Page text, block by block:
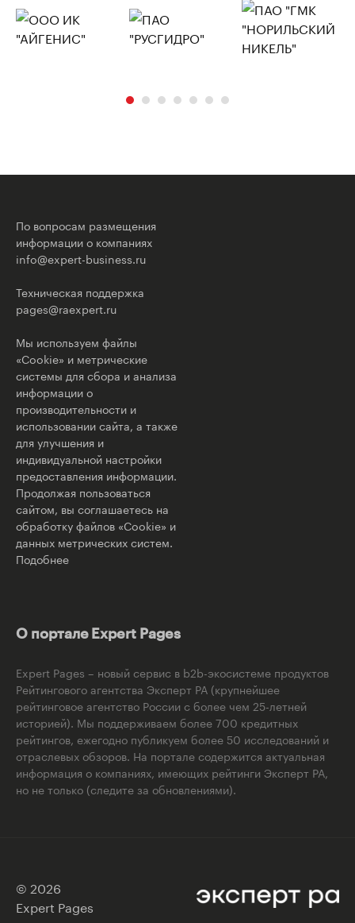
По вопросам размещения
информации о компаниях
info@expert-business.ru
Техническая поддержка
pages@raexpert.ru
Мы используем файлы
«Cookie» и метрические
системы для сбора и анализа
информации о
производительности и
использовании сайта, а также
для улучшения и
индивидуальной настройки
предоставления информации.
Продолжая пользоваться
сайтом, вы соглашаетесь на
обработку файлов «Cookie» и
данных метрических систем.
Подобнее
О портале Expert Pages
Expert Pages – новый сервис в b2b-экосистеме продуктов
Рейтингового агентства Эксперт РА (крупнейшее
рейтинговое агентство России с более чем 25-летней
историей). Мы поддерживаем более 700 кредитных
рейтингов, ежегодно публикуем более 50 исследований и
отраслевых обзоров. На портале содержится актуальная
информация о компаниях, имеющих рейтинги Эксперт РА,
но не только (следите за обновлениями).
© 2026
Expert Pages